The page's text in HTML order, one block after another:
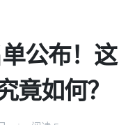
公布！这
竟如何？